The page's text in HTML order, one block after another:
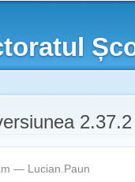
2.37.2
— Lucian.Paun